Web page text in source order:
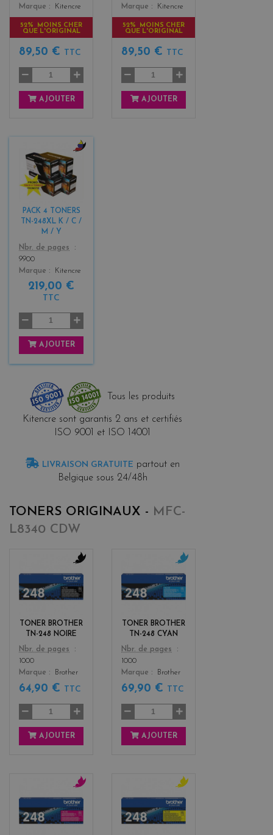
Marque
Kitencre
52% MOINS CHER
QUE L'ORIGINAL
89,50 € TTC
AJOUTER
Marque
Kitencre
52% MOINS CHER
QUE L'ORIGINAL
89,50 € TTC
AJOUTER
PACK 4 TONERS
TN-248XL K / C /
M / Y
Color
b
l
a
c
k
+
Nbr. de pages
9900
Marque
Kitencre
219,00 €
TTC
AJOUTER
Tous les produits
Kitencre sont garantis 2 ans et certifiés
ISO 9001 et ISO 14001
LIVRAISON GRATUITE partout en
Belgique sous 24/48h
TONERS ORIGINAUX - MFC-
L8340 CDW
TONER BROTHER
TN-248 NOIRE
Color
b
l
a
k
Nbr. de pages
1000
Marque
Brother
64,90 € TTC
AJOUTER
TONER BROTHER
TN-248 CYAN
Color
c
y
a
Nbr. de pages
1000
Marque
Brother
69,90 € TTC
AJOUTER
m
a
g
y
e